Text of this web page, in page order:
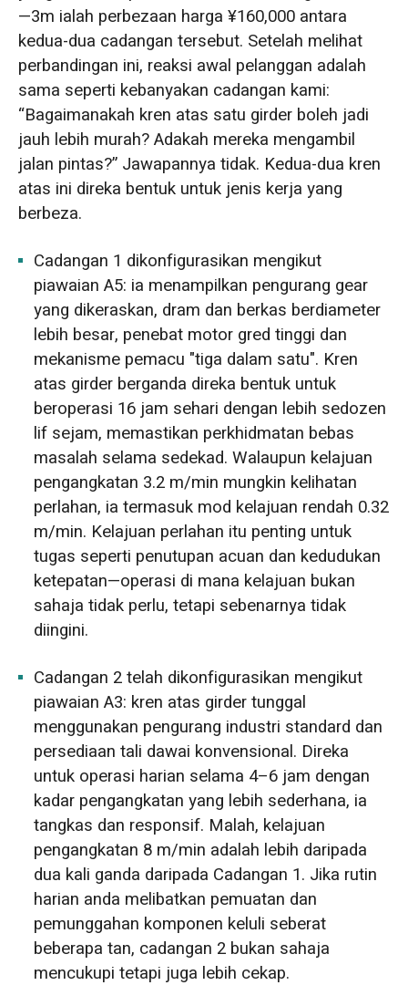
—3m ialah perbezaan harga ¥160,000 antara
kedua-dua cadangan tersebut. Setelah melihat
perbandingan ini, reaksi awal pelanggan adalah
sama seperti kebanyakan cadangan kami:
“Bagaimanakah kren atas satu girder boleh jadi
jauh lebih murah? Adakah mereka mengambil
jalan pintas?” Jawapannya tidak. Kedua-dua kren
atas ini direka bentuk untuk jenis kerja yang
berbeza.
Cadangan 1 dikonfigurasikan mengikut
piawaian A5: ia menampilkan pengurang gear
yang dikeraskan, dram dan berkas berdiameter
lebih besar, penebat motor gred tinggi dan
mekanisme pemacu "tiga dalam satu". Kren
atas girder berganda direka bentuk untuk
beroperasi 16 jam sehari dengan lebih sedozen
lif sejam, memastikan perkhidmatan bebas
masalah selama sedekad. Walaupun kelajuan
pengangkatan 3.2 m/min mungkin kelihatan
perlahan, ia termasuk mod kelajuan rendah 0.32
m/min. Kelajuan perlahan itu penting untuk
tugas seperti penutupan acuan dan kedudukan
ketepatan—operasi di mana kelajuan bukan
sahaja tidak perlu, tetapi sebenarnya tidak
diingini.
Cadangan 2 telah dikonfigurasikan mengikut
piawaian A3: kren atas girder tunggal
menggunakan pengurang industri standard dan
persediaan tali dawai konvensional. Direka
untuk operasi harian selama 4–6 jam dengan
kadar pengangkatan yang lebih sederhana, ia
tangkas dan responsif. Malah, kelajuan
pengangkatan 8 m/min adalah lebih daripada
dua kali ganda daripada Cadangan 1. Jika rutin
harian anda melibatkan pemuatan dan
pemunggahan komponen keluli seberat
beberapa tan, cadangan 2 bukan sahaja
mencukupi tetapi juga lebih cekap.